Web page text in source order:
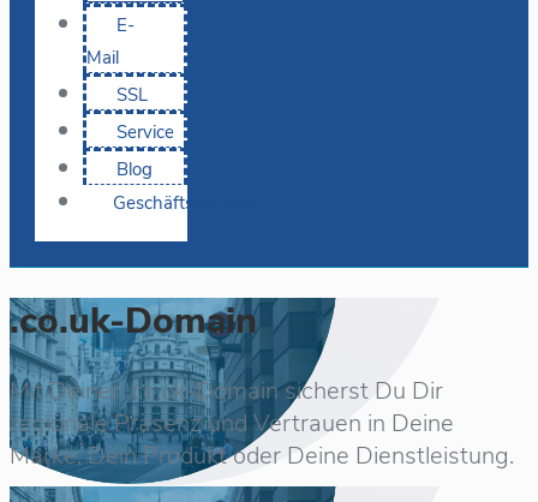
E-
Mail
SSL
Service
Blog
Geschäftskunden
.co.uk-Domain
Mit Deiner .co.uk-Domain sicherst Du Dir
regionale Präsenz und Vertrauen in Deine
Marke, Dein Produkt oder Deine Dienstleistung.